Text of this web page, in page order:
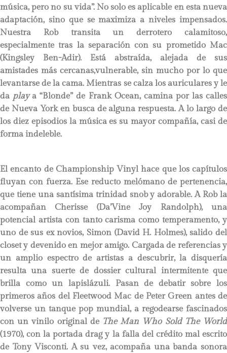
música, pero no su vida”. No solo es aplicable en esta nueva
adaptación, sino que se maximiza a niveles impensados.
Nuestra Rob transita un derrotero calamitoso,
especialmente tras la separación con su prometido Mac
(Kingsley Ben-Adir). Está abstraída, alejada de sus
amistades más cercanas,vulnerable, sin mucho por lo que
levantarse de la cama. Mientras se calza los auriculares y le
da playa “Blonde” de Frank Ocean, camina por las calles
de Nueva York en busca de alguna respuesta. A lo largo de
los diez episodios la música es su mayor compañía, casi de
forma indeleble.
El encanto de Championship Vinyl hace que los capítulos
fluyan con fuerza. Ese reducto melómano de pertenencia,
que tiene una santísima trinidad snob y adorable. A Rob la
acompañan Cherisse (Da’Vine Joy Randolph), una
potencial artista con tanto carisma como temperamento, y
uno de sus ex novios, Simon (David H. Holmes), salido del
closet y devenido en mejor amigo. Cargada de referencias y
un amplio espectro de artistas a descubrir, la disquería
resulta una suerte de dossier cultural intermitente que
brilla como un lapislázuli. Pasan de debatir sobre los
primeros años del Fleetwood Mac de Peter Green antes de
volverse un tanque pop mundial, a regodearse fascinados
con un vinilo original de The Man Who Sold The World
(1970), con la portada drag y la falla del crédito mal escrito
de Tony Visconti. A su vez, acompaña una banda sonora